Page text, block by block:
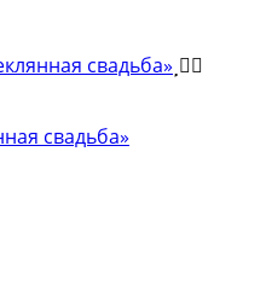
свадьба»